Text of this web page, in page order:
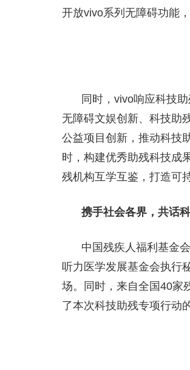
开放vivo系列无障碍功能
同时，vivo响应科技
无障碍文娱创新、科技助
公益项目创新，推动科技
时，构建优秀助残科技成
残机构互学互鉴，打造可
携手社会各界，共话
中国残疾人福利基金
听力医学发展基金会执行
场。同时，来自全国40家
了本次科技助残专项行动